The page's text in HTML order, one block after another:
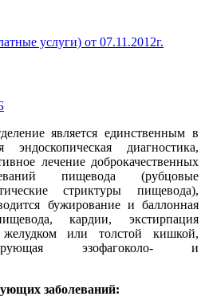
услуги) от 07.11.2012г.
является единственным в
диагностика,
лечение доброкачественных
пищевода (рубцовые
стриктуры пищевода),
бужирование и баллонная
кардии, экстирпация
или толстой кишкой,
эзофагоколо- и
заболеваний: